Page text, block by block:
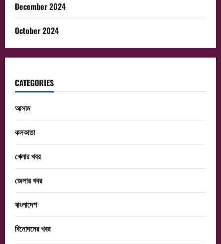
December 2024
October 2024
CATEGORIES
আসাম
কলকাতা
খেলার খবর
জেলার খবর
বাংলাদেশ
বিনোদনের খবর